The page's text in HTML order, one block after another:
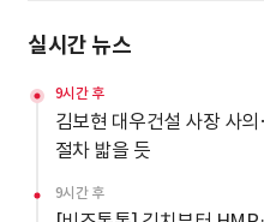
실시간 뉴스
9시간 후
김보현 대우건설 사장 사
절차 밟을 듯
9시간 후